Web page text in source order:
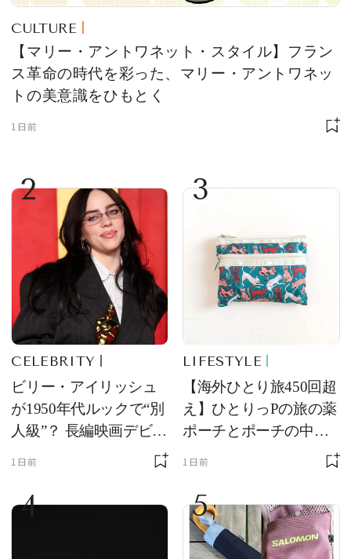
CULTURE
【マリー・アントワネット・スタイル】フラン
ス革命の時代を彩った、マリー・アントワネッ
トの美意識をひもとく
1日前
2
CELEBRITY
ビリー・アイリッシュ
が1950年代ルックで“別
人級”？ 長編映画デビュ
ー作の現場写真に反響
1日前
3
LIFESTYLE
【海外ひとり旅450回超
え】ひとりっPの旅の薬
ポーチとポーチの中身
を初公開！ 本当に使え
ム
1日前
4 5